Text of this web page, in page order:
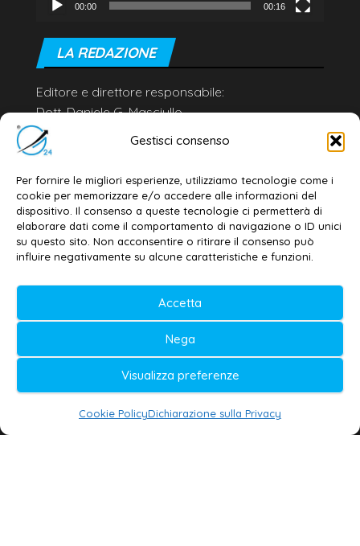
Gestisci consenso
Per fornire le migliori esperienze, utilizziamo tecnologie come i
cookie per memorizzare e/o accedere alle informazioni del
dispositivo. Il consenso a queste tecnologie ci permetterà di
elaborare dati come il comportamento di navigazione o ID unici
su questo sito. Non acconsentire o ritirare il consenso può
influire negativamente su alcune caratteristiche e funzioni.
Accetta
Nega
Visualizza preferenze
Cookie PolicyDichiarazione sulla Privacy
00:00 00:16
LA REDAZIONE
Editore e direttore responsabile:
Dott. Daniele G. Masciullo
Email:
redazione@galatina24.it
Privacy policy–Cookie policy
© 2020-2026 | Galatina24 ®
Testata iscritta al n. 11/2020 Registro della
Stampa Tribunale di Lecce
Editore e direttore responsabile:
Daniele G. Masciullo
Galatina24 è marchio registrato dal Ministero
delle Imprese